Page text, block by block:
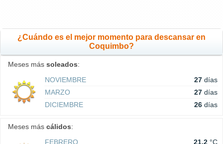
¿Cuándo es el mejor momento para descansar en
Coquimbo?
Meses más soleados:
NOVIEMBRE
27 días
MARZO
27 días
DICIEMBRE
26 días
Meses más cálidos:
FEBRERO
21.2 °C